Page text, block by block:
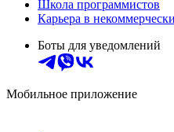
Школа программистов
Карьера в
Боты для уведомлений
Мобильное приложение